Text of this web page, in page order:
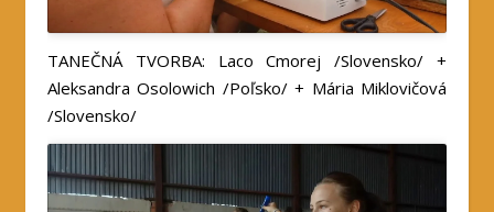
TANEČNÁ TVORBA: Laco Cmorej /Slovensko/ +
Aleksandra Osolowich /Poľsko/ + Mária Miklovičová
/Slovensko/